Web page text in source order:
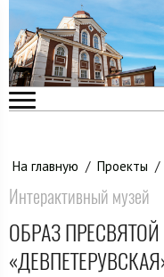
На главную / Проекты /
Интерактивный музей
ОБРАЗ